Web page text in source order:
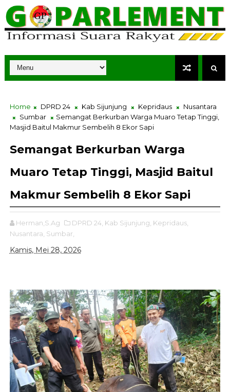
Home DPRD 24 Kab Sijunjung Kepridaus
Nusantara
Sumbar
Semangat Berkurban Warga Muaro Tetap Tinggi,
Masjid Baitul Makmur Sembelih 8 Ekor Sapi
Semangat Berkurban Warga
Muaro Tetap Tinggi, Masjid Baitul
Makmur Sembelih 8 Ekor Sapi
Herman,S.Ag DPRD 24, Kab Sijunjung, Kepridaus,
Nusantara, Sumbar,
Kamis, Mei 28, 2026